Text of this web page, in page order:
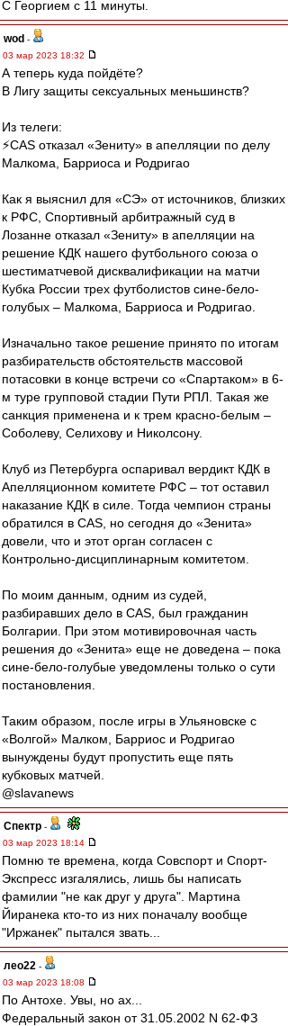
С Георгием с 11 минуты.
wod -
03 мар 2023 18:32
А теперь куда пойдёте?
В Лигу защиты сексуальных меньшинств?
Из телеги:
⚡️СAS отказал «Зениту» в апелляции по делу
Малкома, Барриоса и Родригао
Как я выяснил для «СЭ» от источников, близких
к РФС, Спортивный арбитражный суд в
Лозанне отказал «Зениту» в апелляции на
решение КДК нашего футбольного союза о
шестиматчевой дисквалификации на матчи
Кубка России трех футболистов сине-бело-
голубых – Малкома, Барриоса и Родригао.
Изначально такое решение принято по итогам
разбирательств обстоятельств массовой
потасовки в конце встречи со «Спартаком» в 6-
м туре групповой стадии Пути РПЛ. Такая же
санкция применена и к трем красно-белым –
Соболеву, Селихову и Николсону.
Клуб из Петербурга оспаривал вердикт КДК в
Апелляционном комитете РФС – тот оставил
наказание КДК в силе. Тогда чемпион страны
обратился в СAS, но сегодня до «Зенита»
довели, что и этот орган согласен с
Контрольно-дисциплинарным комитетом.
По моим данным, одним из судей,
разбиравших дело в СAS, был гражданин
Болгарии. При этом мотивировочная часть
решения до «Зенита» еще не доведена – пока
сине-бело-голубые уведомлены только о сути
постановления.
Таким образом, после игры в Ульяновске с
«Волгой» Малком, Барриос и Родригао
вынуждены будут пропустить еще пять
кубковых матчей.
@slavanews
Спектр -
03 мар 2023 18:14
Помню те времена, когда Совспорт и Спорт-
Экспресс изгалялись, лишь бы написать
фамилии "не как друг у друга". Мартина
Йиранека кто-то из них поначалу вообще
"Иржанек" пытался звать...
лео22 -
03 мар 2023 18:08
По Антохе. Увы, но ах...
Федеральный закон от 31.05.2002 N 62-ФЗ